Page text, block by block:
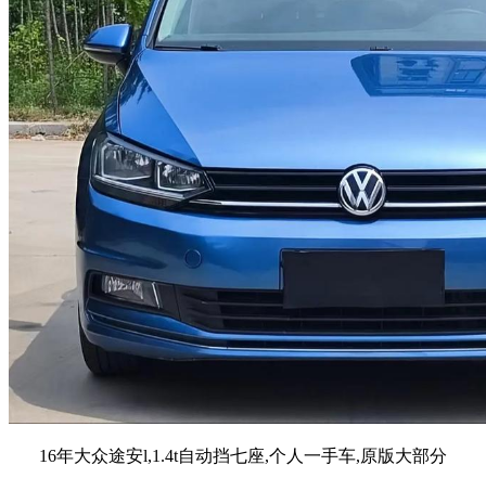
16年大众途安l,1.4t自动挡七座,个人一手车,原版大部分